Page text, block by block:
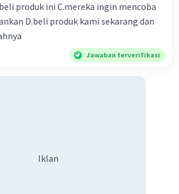
agar tidak terjadi kecelakaan.
kita saling menghormati agar
kerukunan.
dapat digunakan dalam berbagai
produk ini C.mereka ingin mencoba
D.beli produk kami sekarang dan
Jawaban terverifikasi
Iklan